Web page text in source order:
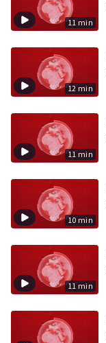
11 min
12 min
11 min
10 min
11 min